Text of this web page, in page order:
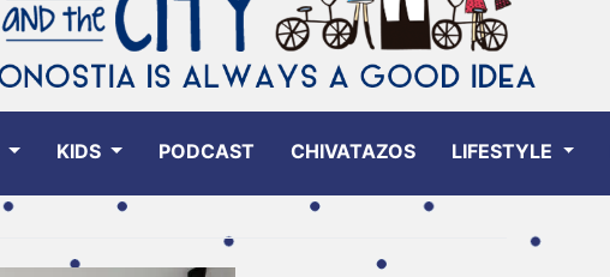
KIDS PODCAST CHIVATAZOS LIFESTYLE